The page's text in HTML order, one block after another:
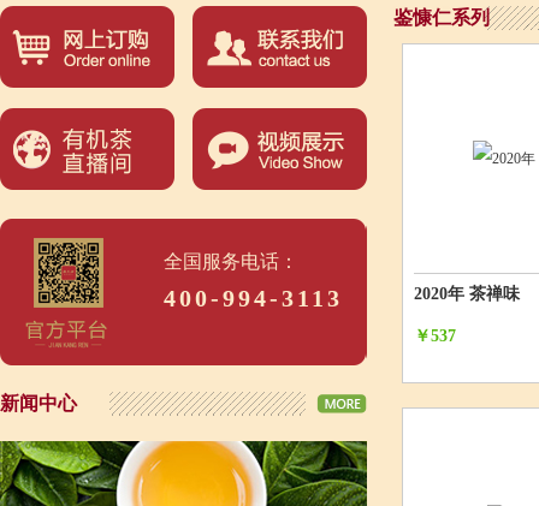
全国服务电话：
400-994-3113
新闻中心
鉴慷仁系列
2020年 茶禅味
￥537